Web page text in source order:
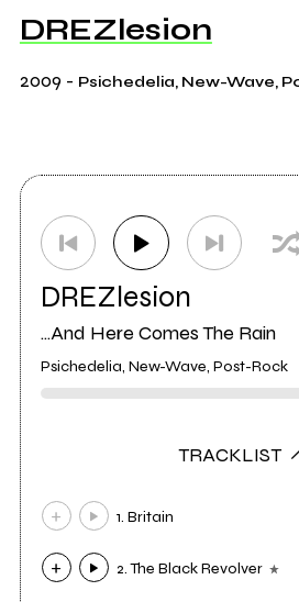
DREZlesion
2009 - Psichedelia, New-Wave,
DREZlesion
...And Here Comes The Rain
Psichedelia, New-Wave, Post-Rock
TRACKLIST
1. Britain
2. The Black Revolver